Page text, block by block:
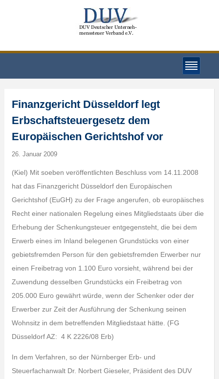
Finanzgericht Düsseldorf legt
Erbschaftsteuergesetz dem
Europäischen Gerichtshof vor
26. Januar 2009
(Kiel) Mit soeben veröffentlichten Beschluss vom 14.11.2008
hat das Finanzgericht Düsseldorf den Europäischen
Gerichtshof (EuGH) zu der Frage angerufen, ob europäisches
Recht einer nationalen Regelung eines Mitgliedstaats über die
Erhebung der Schenkungsteuer entgegensteht, die bei dem
Erwerb eines im Inland belegenen Grundstücks von einer
gebietsfremden Person für den gebietsfremden Erwerber nur
einen Freibetrag von 1.100 Euro vorsieht, während bei der
Zuwendung desselben Grundstücks ein Freibetrag von
205.000 Euro gewährt würde, wenn der Schenker oder der
Erwerber zur Zeit der Ausführung der Schenkung seinen
Wohnsitz in dem betreffenden Mitgliedstaat hätte. (FG
Düsseldorf AZ: 4 K 2226/08 Erb)
In dem Verfahren, so der Nürnberger Erb- und
Steuerfachanwalt Dr. Norbert Gieseler, Präsident des DUV